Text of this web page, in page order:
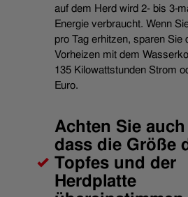
auf dem Herd wird 2- bis 3-
Energie verbraucht. Wenn
pro Tag erhitzen, sparen Sie
Vorheizen mit dem
135 Kilowattstunden Strom
Euro.
Achten Sie
dass die Größe
Topfes und der
Herdplatte